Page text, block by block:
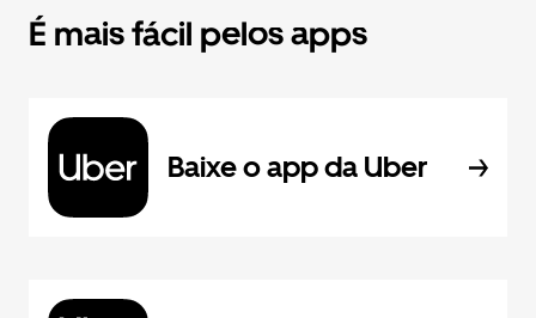
É mais fácil pelos apps
Baixe o app da Uber